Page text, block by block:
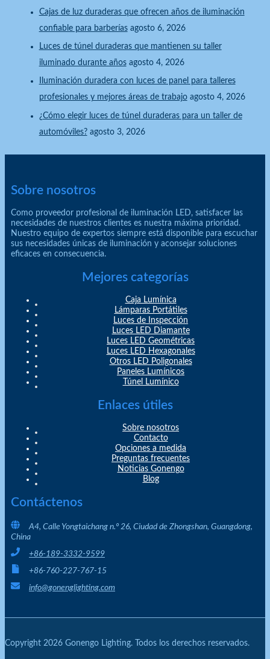
Cajas de luz duraderas que ofrecen años de iluminación
confiable para barberías agosto 6, 2026
Luces de túnel duraderas que mantienen su taller
iluminado durante años agosto 4, 2026
Iluminación duradera con luces de panel para talleres
profesionales y mejores áreas de trabajo agosto 4, 2026
¿Cómo elegir luces de túnel duraderas para un taller de
automóviles? agosto 3, 2026
Sobre nosotros
Como proveedor profesional de iluminación LED, satisfacer las
necesidades de nuestros clientes es nuestra máxima prioridad.
Nuestro equipo de expertos siempre está disponible para escuchar
sus necesidades únicas de iluminación y aconsejar soluciones
eficaces en consecuencia.
Mejores categorías
Caja Lumínica
Lámparas Portátiles
Luces de Inspección
Luces LED Diamante
Luces LED Geométricas
Luces LED Hexagonales
Otros LED Poligonales
Paneles Lumínicos
Túnel Lumínico
Enlaces útiles
Sobre nosotros
Contacto
Opciones a medida
Preguntas frecuentes
Noticias Gonengo
Blog
Contáctenos
A4, Calle Yongtaichang n.º 26, Ciudad de Zhongshan, Guangdong,
China
+86-189-3332-9599
+86-760-227-767-15
info@gonenglighting.com
Copyright 2026 Gonengo Lighting. Todos los derechos reservados.